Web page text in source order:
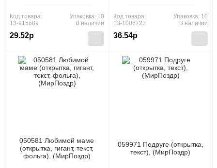
Код товара:
13-915689
29.52р
Упаковка: 10
В наличии
Код товара:
13-1006723
36.54р
Упаковка: 10
В наличии
050581 Любимой маме
(открытка, гигант, текст,
фольга), (МирПоздр)
059971 Подруге (открытка,
текст), (МирПоздр)